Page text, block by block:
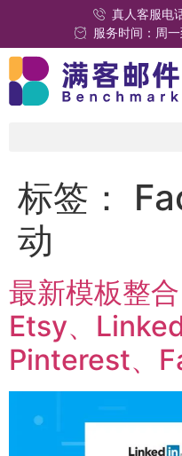
真人客服电
服务时间：周
标签：
动
最新模板整合
Etsy、
Pinterest、